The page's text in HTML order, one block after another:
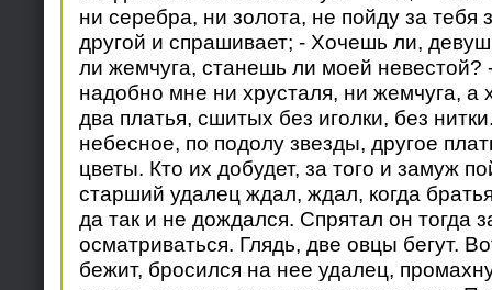
ни серебра, ни золота, не пойду за тебя
другой и спрашивает; - Хочешь ли,
ли жемчуга, станешь ли моей
надобно мне ни хрусталя, ни жемчуга, а
два платья, сшитых без иголки, без
небесное, по подолу звезды, другое
цветы. Кто их добудет, за того и замуж
старший удалец ждал, ждал, когда
да так и не дождался. Спрятал он тогда
осматриваться. Глядь, две овцы бегут.
бежит, бросился на нее удалец,